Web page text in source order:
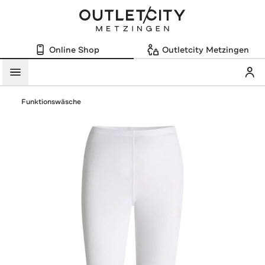
Online Shop Outletcity Metzingen
Menü
Funktionswäsche